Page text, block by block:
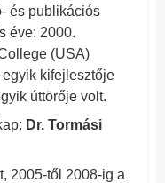
és publikációs
éve: 2000.
(USA)
kifejlesztője
úttörője volt.
Dr. Tormási
2005-től 2008-ig a